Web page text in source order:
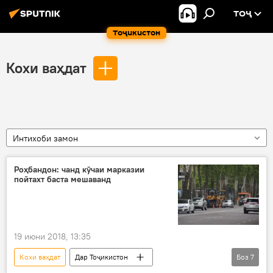
Тоҷикистон
ТОҶ
Кохи ваҳдат
Интихоби замон
Роҳбандон: чанд кӯчаи марказии
пойтахт баста мешаванд
19 июни 2018, 13:35
Кохи ваҳдат
Дар Тоҷикистон
Боз 7